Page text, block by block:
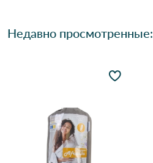
Недавно просмотренные: